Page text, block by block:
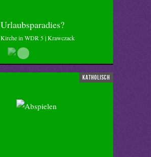
Urlaubsparadies?
Kirche in WDR 5 | Krawczack
katholisch